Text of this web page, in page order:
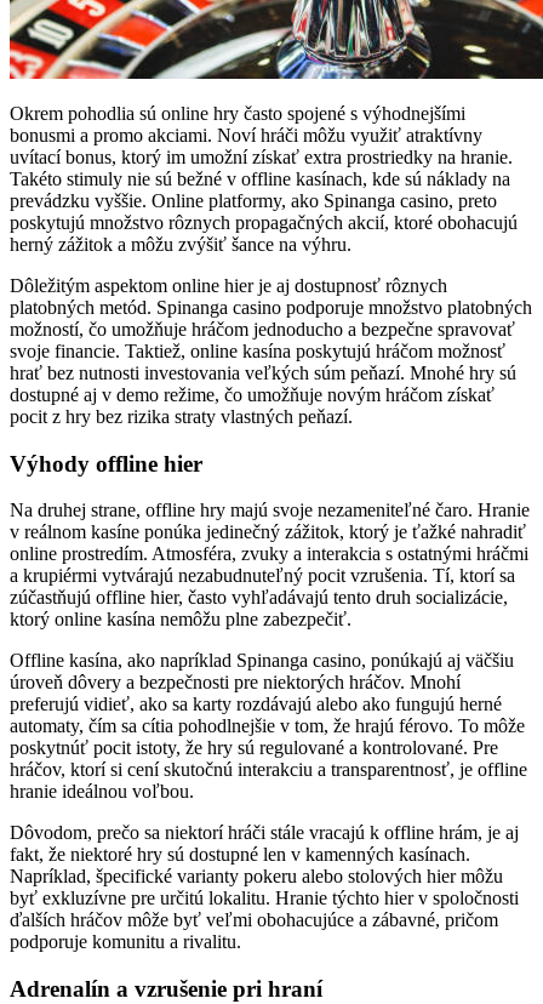
Okrem pohodlia sú online hry často spojené s výhodnejšími
bonusmi a promo akciami. Noví hráči môžu využiť atraktívny
uvítací bonus, ktorý im umožní získať extra prostriedky na hranie.
Takéto stimuly nie sú bežné v offline kasínach, kde sú náklady na
prevádzku vyššie. Online platformy, ako Spinanga casino, preto
poskytujú množstvo rôznych propagačných akcií, ktoré obohacujú
herný zážitok a môžu zvýšiť šance na výhru.
Dôležitým aspektom online hier je aj dostupnosť rôznych
platobných metód. Spinanga casino podporuje množstvo platobných
možností, čo umožňuje hráčom jednoducho a bezpečne spravovať
svoje financie. Taktiež, online kasína poskytujú hráčom možnosť
hrať bez nutnosti investovania veľkých súm peňazí. Mnohé hry sú
dostupné aj v demo režime, čo umožňuje novým hráčom získať
pocit z hry bez rizika straty vlastných peňazí.
Výhody offline hier
Na druhej strane, offline hry majú svoje nezameniteľné čaro. Hranie
v reálnom kasíne ponúka jedinečný zážitok, ktorý je ťažké nahradiť
online prostredím. Atmosféra, zvuky a interakcia s ostatnými hráčmi
a krupiérmi vytvárajú nezabudnuteľný pocit vzrušenia. Tí, ktorí sa
zúčastňujú offline hier, často vyhľadávajú tento druh socializácie,
ktorý online kasína nemôžu plne zabezpečiť.
Offline kasína, ako napríklad Spinanga casino, ponúkajú aj väčšiu
úroveň dôvery a bezpečnosti pre niektorých hráčov. Mnohí
preferujú vidieť, ako sa karty rozdávajú alebo ako fungujú herné
automaty, čím sa cítia pohodlnejšie v tom, že hrajú férovo. To môže
poskytnúť pocit istoty, že hry sú regulované a kontrolované. Pre
hráčov, ktorí si cení skutočnú interakciu a transparentnosť, je offline
hranie ideálnou voľbou.
Dôvodom, prečo sa niektorí hráči stále vracajú k offline hrám, je aj
fakt, že niektoré hry sú dostupné len v kamenných kasínach.
Napríklad, špecifické varianty pokeru alebo stolových hier môžu
byť exkluzívne pre určitú lokalitu. Hranie týchto hier v spoločnosti
ďalších hráčov môže byť veľmi obohacujúce a zábavné, pričom
podporuje komunitu a rivalitu.
Adrenalín a vzrušenie pri hraní